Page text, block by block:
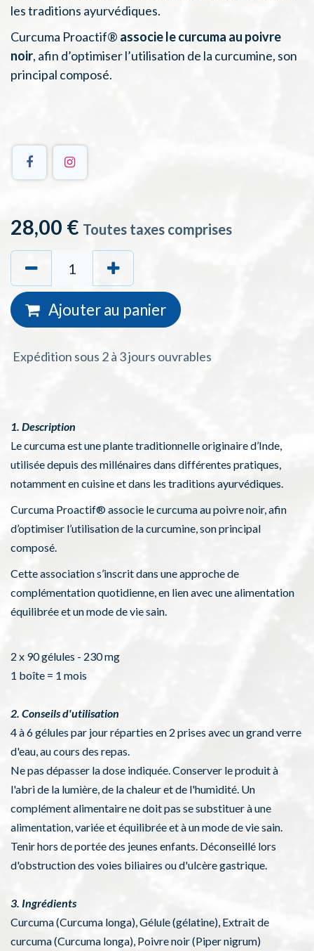
les traditions ayurvédiques.
Curcuma Proactif® associe le curcuma au poivre
noir, afin d’optimiser l’utilisation de la curcumine, son
principal composé.
28,00 € Toutes taxes comprises
Ajouter au panier
Expédition sous 2 à 3 jours ouvrables
1. Description
Le curcuma est une plante traditionnelle originaire d’Inde,
utilisée depuis des millénaires dans différentes pratiques,
notamment en cuisine et dans les traditions ayurvédiques.
Curcuma Proactif® associe le curcuma au poivre noir, afin
d’optimiser l’utilisation de la curcumine, son principal
composé.
Cette association s’inscrit dans une approche de
complémentation quotidienne, en lien avec une alimentation
équilibrée et un mode de vie sain.
2 x 90 gélules - 230 mg
1 boîte = 1 mois
2. Conseils d'utilisation
4 à 6 gélules par jour réparties en 2 prises avec un grand verre
d'eau, au cours des repas.
Ne pas dépasser la dose indiquée. Conserver le produit à
l'abri de la lumière, de la chaleur et de l'humidité. Un
complément alimentaire ne doit pas se substituer à une
alimentation, variée et équilibrée et à un mode de vie sain.
Tenir hors de portée des jeunes enfants. Déconseillé lors
d'obstruction des voies biliaires ou d'ulcère gastrique.
3. Ingrédients
Curcuma (Curcuma longa), Gélule (gélatine), Extrait de
curcuma (Curcuma longa), Poivre noir (Piper nigrum)